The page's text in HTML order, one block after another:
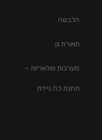
הלבשה
תאורת גן
מערכות סולאריות –
תחנת כח ניידת